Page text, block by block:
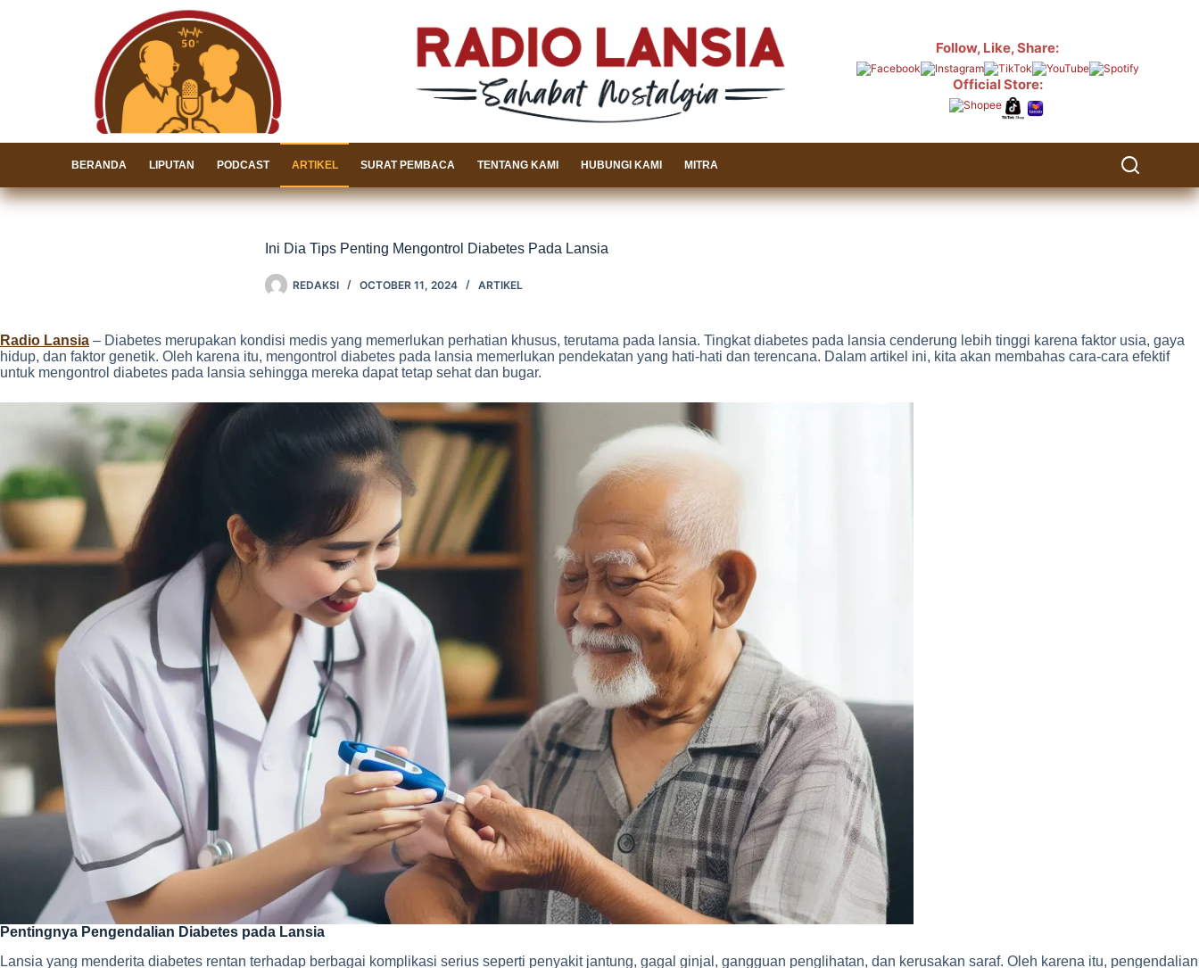
Follow, Like, Share:
Official Store:
BERANDA LIPUTAN PODCAST ARTIKEL SURAT PEMBACA TENTANG KAMI HUBUNGI KAMI MITRA
Ini Dia Tips Penting Mengontrol Diabetes Pada Lansia
REDAKSI OCTOBER 11, 2024 ARTIKEL
Radio Lansia – Diabetes merupakan kondisi medis yang memerlukan perhatian khusus, terutama pada lansia. Tingkat diabetes pada lansia cenderung lebih tinggi karena faktor usia, gaya
hidup, dan faktor genetik. Oleh karena itu, mengontrol diabetes pada lansia memerlukan pendekatan yang hati-hati dan terencana. Dalam artikel ini, kita akan membahas cara-cara efektif
untuk mengontrol diabetes pada lansia sehingga mereka dapat tetap sehat dan bugar.
Pentingnya Pengendalian Diabetes pada Lansia
Lansia yang menderita diabetes rentan terhadap berbagai komplikasi serius seperti penyakit jantung, gagal ginjal, gangguan penglihatan, dan kerusakan saraf. Oleh karena itu, pengendalian